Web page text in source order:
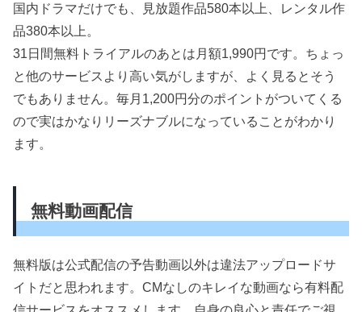
国内ドラマだけでも、見放題作品580本以上、レンタル作
品380本以上。
31日間無料トライアルのあとは月額1,990円です。ちょっ
と他のサービスより高い気がしますが、よく見るとそう
でもありません。毎月1,200円分のポイントがついてくる
ので実はかなりリーズナブルになっていることがわかり
ます。
無料動画配信
無料版は公式配信の予告動画以外は違法アップロードサ
イトだと思われます。CMなしのキレイな動画なら有料配